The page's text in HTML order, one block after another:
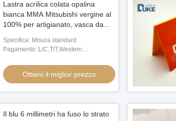
Lastra acrilica colata opalina
bianca MMA Mitsubishi vergine al
100% per artigianato, vasca da
plastica
Specifica: Misura standard
Pagamento: L/C,T/T,Western
Ottieni il miglior prezzo
Il blu 6 millimetri ha fuso lo strato